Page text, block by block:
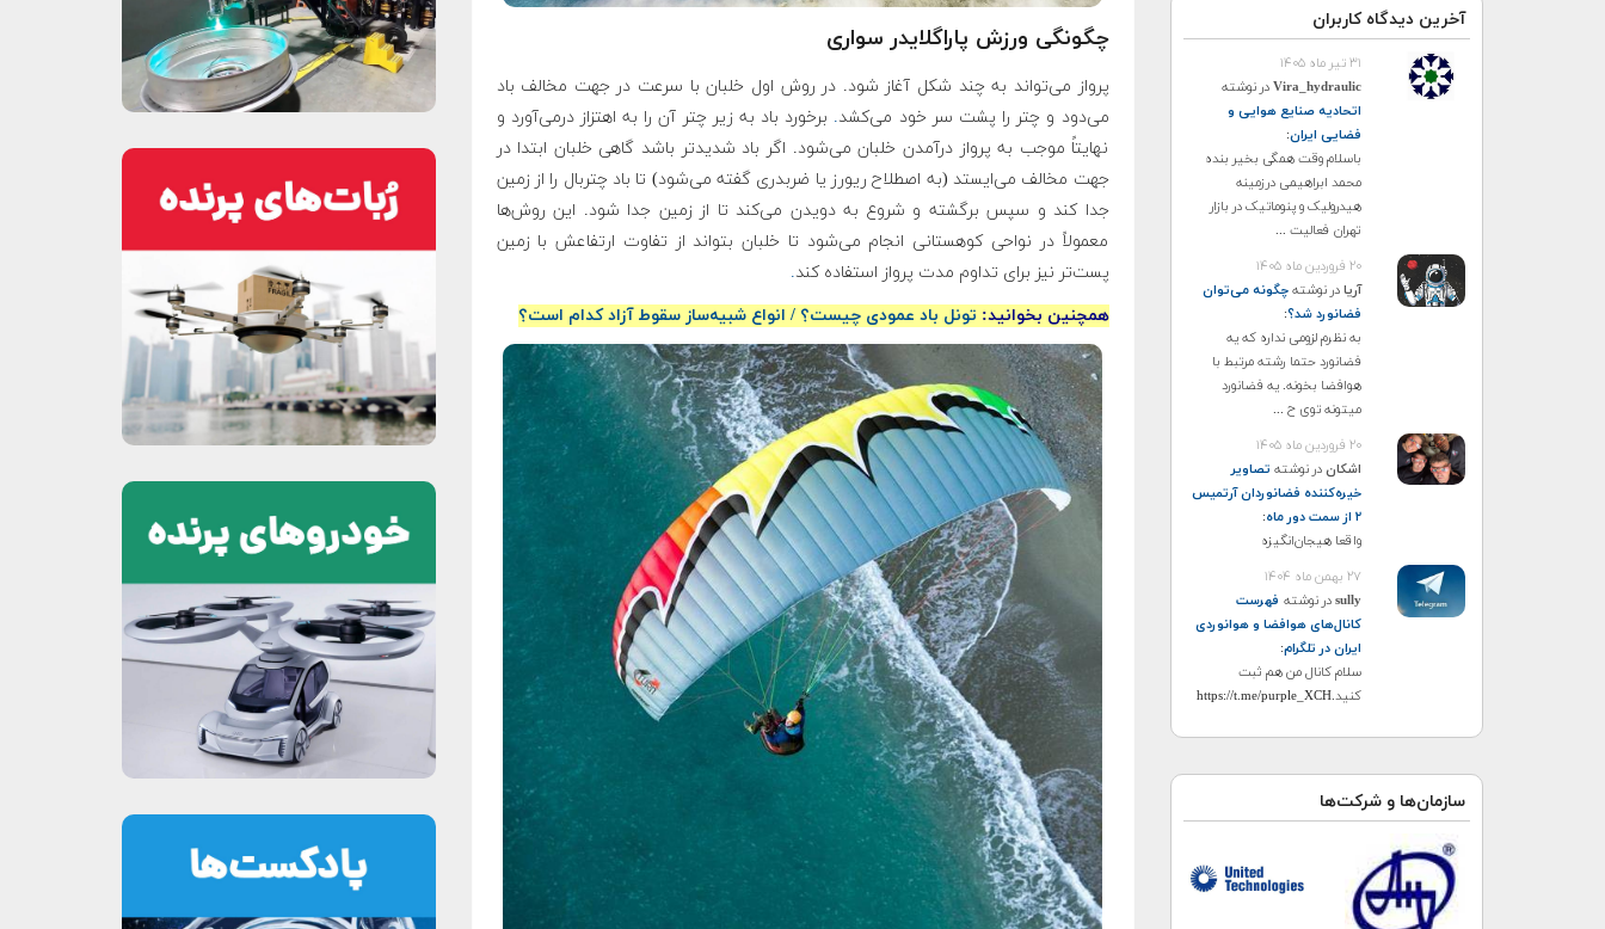
آخرین دیدگاه کاربران
۳۱ تیر ماه ۱۴۰۵
Vira_hydraulicدر نوشته
اتحادیه صنایع هوایی و
فضایی ایران:
باسلام وقت همگی بخیر بنده
محمد ابراهیمی درزمینه
هیدرولیک و پنوماتیک در بازار
تهران فعالیت ...
۲۰ فروردین ماه ۱۴۰۵
آریادر نوشتهچگونه می‌توان
فضانورد شد؟:
به نظرم لزومی نداره که یه
فضانورد حتما رشته مرتبط با
هوافضا بخونه. یه فضانورد
میتونه توی ح ...
۲۰ فروردین ماه ۱۴۰۵
اشکاندر نوشته تصاویر
خیره‌کننده فضانوردان آرتمیس
۲ از سمت دور ماه
:
واقعا هیجان‌انگیزه
۲۷ بهمن ماه ۱۴۰۴
sullyدر نوشته فهرست
کانال‌های هوافضا و هوانوردی
ایران در تلگرام:
سلام کانال من هم ثبت
کنید.https://t.me/purple_XCH
سازمان‌ها و شرکت‌ها
چگونگی ورزش پاراگلایدر سواری
پرواز می‌تواند به چند شکل آغاز شود. در روش اول خلبان با سرعت در جهت مخالف باد
می‌دود و چتر را پشت سر خود می‌کشد. برخورد باد به زیر چتر آن را به اهتزاز درمی‌آورد و
نهایتاً موجب به پرواز درآمدن خلبان می‌شود. اگر باد شدیدتر باشد گاهی خلبان ابتدا در
جهت مخالف می‌ایستد (به اصطلاح ریورز یا ضربدری گفته می‌شود) تا باد چتربال را از زمین
جدا کند و سپس برگشته و شروع به دویدن می‌کند تا از زمین جدا شود. این روش‌ها
معمولاً در نواحی کوهستانی انجام می‌شود تا خلبان بتواند از تفاوت ارتفاعش با زمین
پست‌تر نیز برای تداوم مدت پرواز استفاده کند.
همچنین بخوانید: تونل باد عمودی چیست؟ / انواع شبیه‌ساز سقوط آزاد کدام است؟